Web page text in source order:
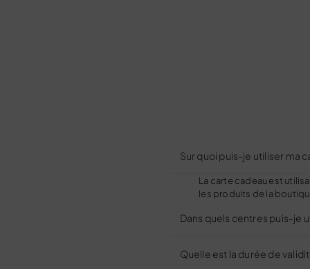
Sur quoi puis-je utiliser ma
La carte cadeau est
les produits de la
Dans quels centres puis-je
Quelle est la durée de